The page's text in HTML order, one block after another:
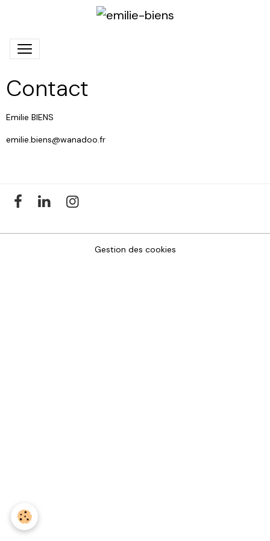
Contact
Emilie BIENS
emilie.biens@wanadoo.fr
Gestion des cookies